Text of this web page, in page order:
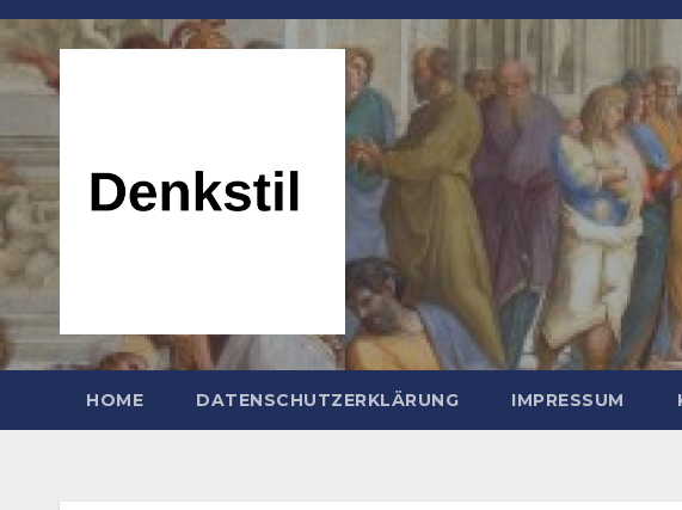
Zum
Inhalt
springen
HOME DATENSCHUTZERKLÄRUNG IMPRESSUM